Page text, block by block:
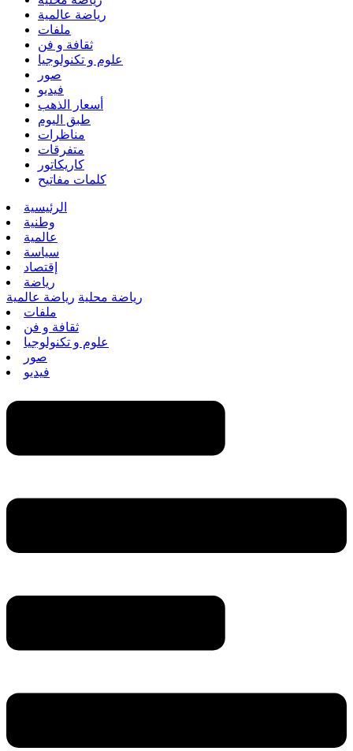
رياضة عالمية
ملفات
ثقافة و فن
علوم و تكنولوجيا
صور
فيديو
أسعار الذهب
طبق اليوم
مناظرات
متفرقات
كاريكاتور
كلمات مفاتيح
الرئيسية
وطنية
عالمية
سياسة
إقتصاد
رياضة
رياضة محلية رياضة عالمية
ملفات
ثقافة و فن
علوم و تكنولوجيا
صور
فيديو